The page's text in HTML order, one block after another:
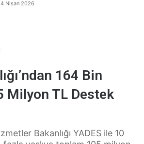
4 Nisan 2026